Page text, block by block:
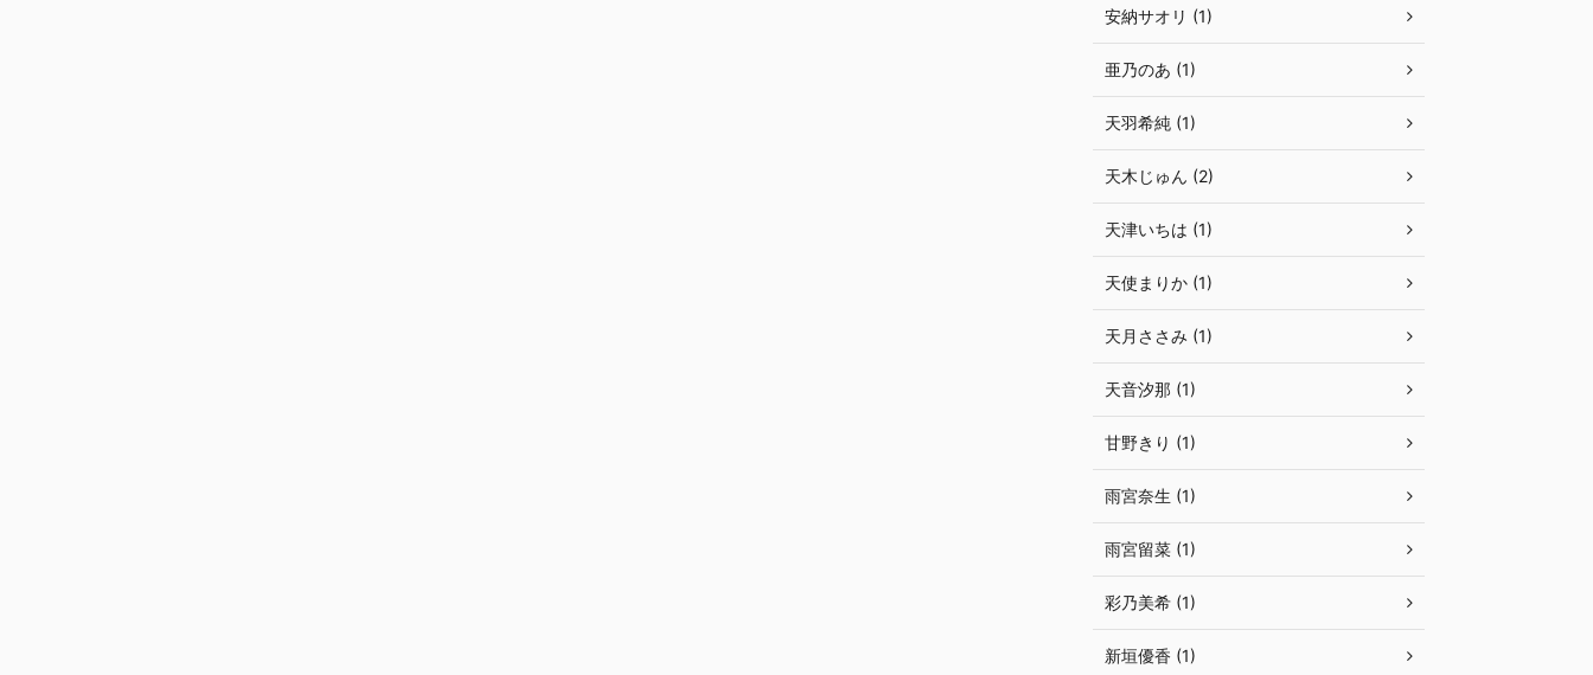
安納サオリ (1)
亜乃のあ (1)
天羽希純 (1)
天木じゅん (2)
天津いちは (1)
天使まりか (1)
天月ささみ (1)
天音汐那 (1)
甘野きり (1)
雨宮奈生 (1)
雨宮留菜 (1)
彩乃美希 (1)
新垣優香 (1)